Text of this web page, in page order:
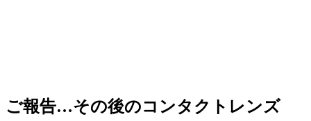
ご報告…その後のコンタクトレンズ